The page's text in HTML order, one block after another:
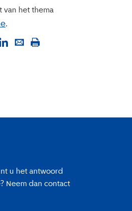
van het thema
u het antwoord
Neem dan contact